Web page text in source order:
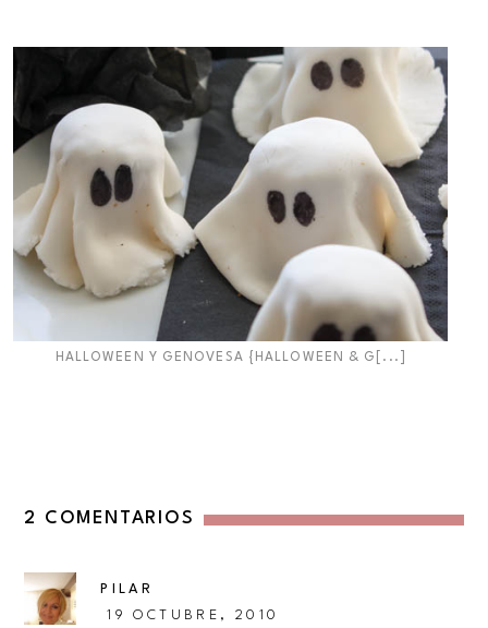
HALLOWEEN Y GENOVESA {HALLOWEEN & G[...]
2 COMENTARIOS
PILAR
19 OCTUBRE, 2010